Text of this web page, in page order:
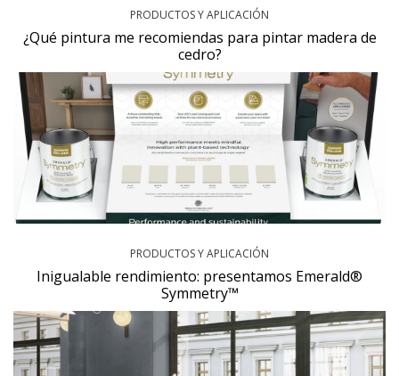
PRODUCTOS Y APLICACIÓN
¿Qué pintura me recomiendas para pintar madera de
cedro?
PRODUCTOS Y APLICACIÓN
Inigualable rendimiento: presentamos Emerald®
Symmetry™